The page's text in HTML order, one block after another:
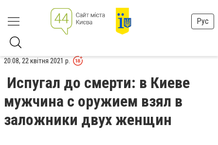
Рус
20:08, 22 квітня 2021 р.
Испугал до смерти: в Киеве
мужчина с оружием взял в
заложники двух женщин